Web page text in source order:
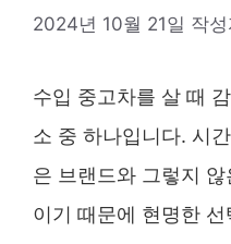
2024년 10월 21일 작
수입 중고차를 살 때
소 중 하나입니다. 시
은 브랜드와 그렇지
이기 때문에 현명한